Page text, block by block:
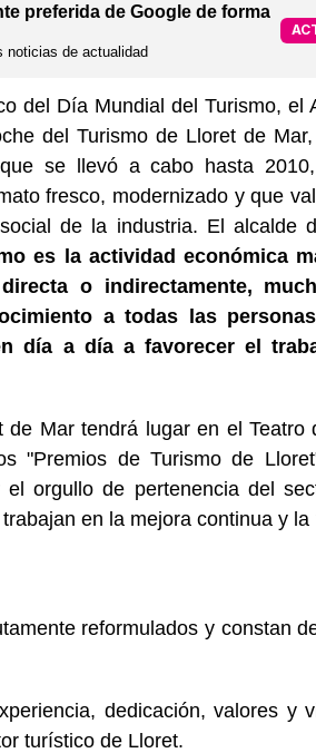
preferida de Google de forma
noticias de actualidad
del Día Mundial del Turismo, el
del Turismo de Lloret de
se llevó a cabo hasta
fresco, modernizado y que
de la industria. El alcalde
es la actividad económica
o indirectamente,
a todas las
día a día a favorecer el
de Mar tendrá lugar en el Teatro
"Premios de Turismo de
el orgullo de pertenencia del
en la mejora continua y
reformulados y constan
dedicación, valores y
turístico de Lloret.